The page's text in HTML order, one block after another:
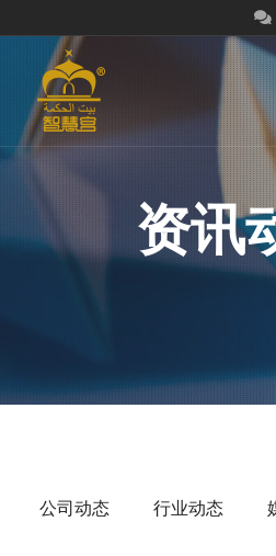
资讯
公司动态 行业动态